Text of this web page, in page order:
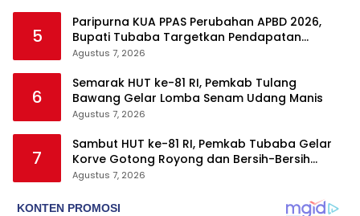
5
Paripurna KUA PPAS Perubahan APBD 2026,
Bupati Tubaba Targetkan Pendapatan
Daerah Rp820,3 Miliar
Agustus 7, 2026
6
Semarak HUT ke-81 RI, Pemkab Tulang
Bawang Gelar Lomba Senam Udang Manis
Agustus 7, 2026
7
Sambut HUT ke-81 RI, Pemkab Tubaba Gelar
Korve Gotong Royong dan Bersih-Bersih
Serentak
Agustus 7, 2026